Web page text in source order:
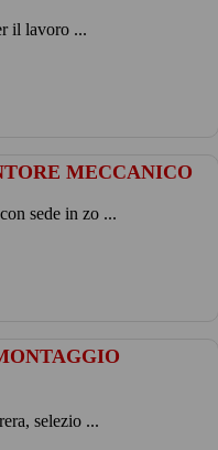
il lavoro ...
MECCANICO
sede in zo ...
selezio ...